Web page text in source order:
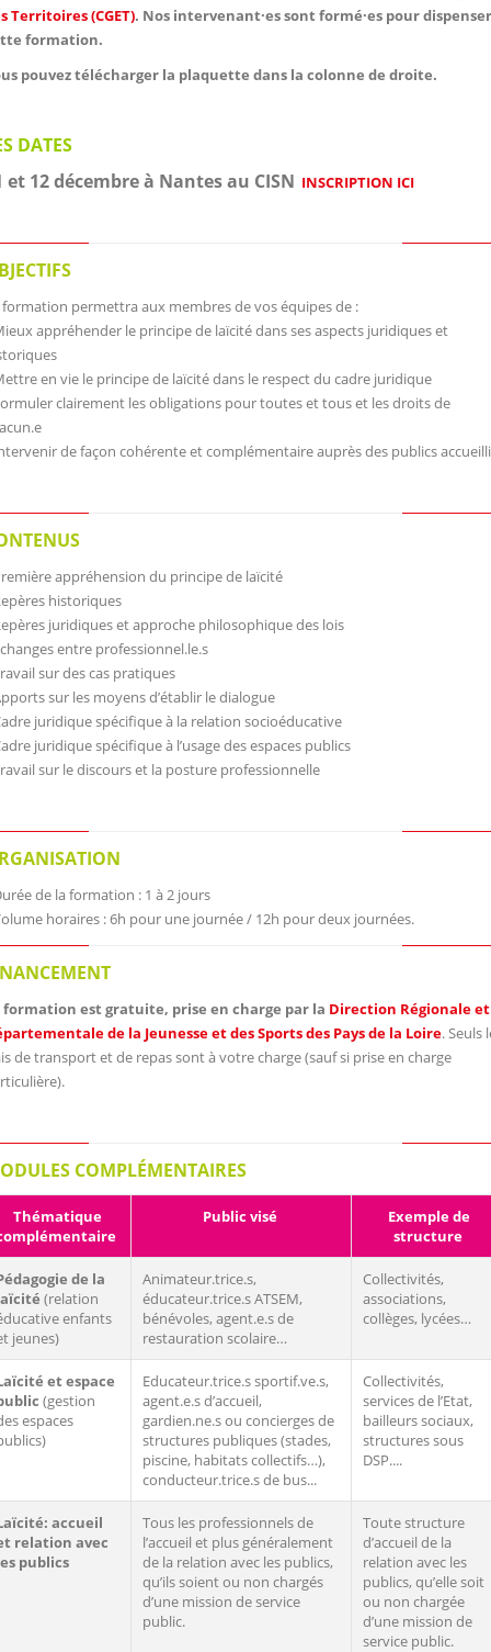
Territoires (CGET). Nos intervenant·es sont formé·es pour dispenser
formation.
pouvez télécharger la plaquette dans la colonne de droite.
DATES
et 12 décembre à Nantes au CISN INSCRIPTION ICI
formation permettra aux membres de vos équipes de :
appréhender le principe de laïcité dans ses aspects juridiques et
en vie le principe de laïcité dans le respect du cadre juridique
clairement les obligations pour toutes et tous et les droits de
de façon cohérente et complémentaire auprès des publics
appréhension du principe de laïcité
historiques
juridiques et approche philosophique des lois
entre professionnel.le.s
sur des cas pratiques
sur les moyens d’établir le dialogue
juridique spécifique à la relation socioéducative
juridique spécifique à l’usage des espaces publics
sur le discours et la posture professionnelle
de la formation : 1 à 2 jours
horaires : 6h pour une journée / 12h pour deux journées.
formation est gratuite, prise en charge par la Direction Régionale et
de la Jeunesse et des Sports des Pays de la Loire. Seuls
de transport et de repas sont à votre charge (sauf si prise en charge
COMPLÉMENTAIRES
Thématique
Public visé
Exemple de
structure
de la
(relation
enfants
jeunes)
Animateur.trice.s,
éducateur.trice.s ATSEM,
bénévoles, agent.e.s de
restauration scolaire…
Collectivités,
associations,
collèges, lycées…
et espace
(gestion
espaces
Educateur.trice.s sportif.ve.s,
agent.e.s d’accueil,
gardien.ne.s ou concierges de
structures publiques (stades,
piscine, habitats collectifs…),
conducteur.trice.s de bus...
Collectivités,
services de l’Etat,
bailleurs sociaux,
structures sous
DSP....
accueil
relation avec
publics
Tous les professionnels de
l’accueil et plus généralement
de la relation avec les publics,
qu’ils soient ou non chargés
d’une mission de service
public.
Toute structure
d’accueil de la
relation avec les
publics, qu’elle soit
ou non chargée
d’une mission de
service public.